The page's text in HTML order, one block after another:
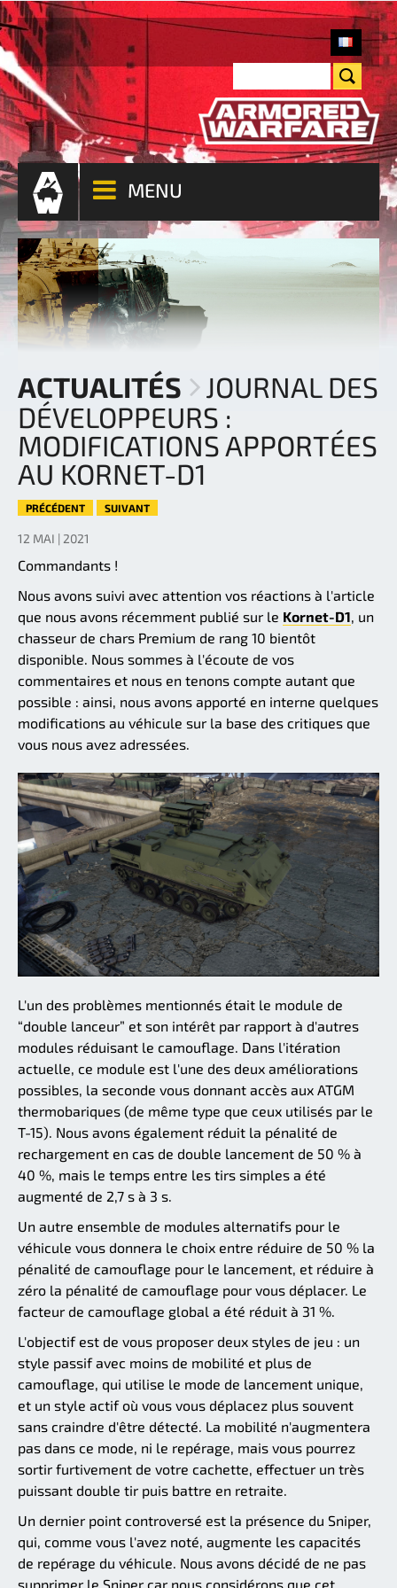
MENU
ACTUALITÉS
JOURNAL DES
DÉVELOPPEURS :
MODIFICATIONS APPORTÉES
AU KORNET-D1
PRÉCÉDENT SUIVANT
12 MAI | 2021
Commandants !
Nous avons suivi avec attention vos réactions à l'article
que nous avons récemment publié sur le Kornet-D1, un
chasseur de chars Premium de rang 10 bientôt
disponible. Nous sommes à l'écoute de vos
commentaires et nous en tenons compte autant que
possible : ainsi, nous avons apporté en interne quelques
modifications au véhicule sur la base des critiques que
vous nous avez adressées.
L'un des problèmes mentionnés était le module de
“double lanceur” et son intérêt par rapport à d'autres
modules réduisant le camouflage. Dans l'itération
actuelle, ce module est l'une des deux améliorations
possibles, la seconde vous donnant accès aux ATGM
thermobariques (de même type que ceux utilisés par le
T-15). Nous avons également réduit la pénalité de
rechargement en cas de double lancement de 50 % à
40 %, mais le temps entre les tirs simples a été
augmenté de 2,7 s à 3 s.
Un autre ensemble de modules alternatifs pour le
véhicule vous donnera le choix entre réduire de 50 % la
pénalité de camouflage pour le lancement, et réduire à
zéro la pénalité de camouflage pour vous déplacer. Le
facteur de camouflage global a été réduit à 31 %.
L'objectif est de vous proposer deux styles de jeu : un
style passif avec moins de mobilité et plus de
camouflage, qui utilise le mode de lancement unique,
et un style actif où vous vous déplacez plus souvent
sans craindre d'être détecté. La mobilité n'augmentera
pas dans ce mode, ni le repérage, mais vous pourrez
sortir furtivement de votre cachette, effectuer un très
puissant double tir puis battre en retraite.
Un dernier point controversé est la présence du Sniper,
qui, comme vous l'avez noté, augmente les capacités
de repérage du véhicule. Nous avons décidé de ne pas
supprimer le Sniper car nous considérons que cet